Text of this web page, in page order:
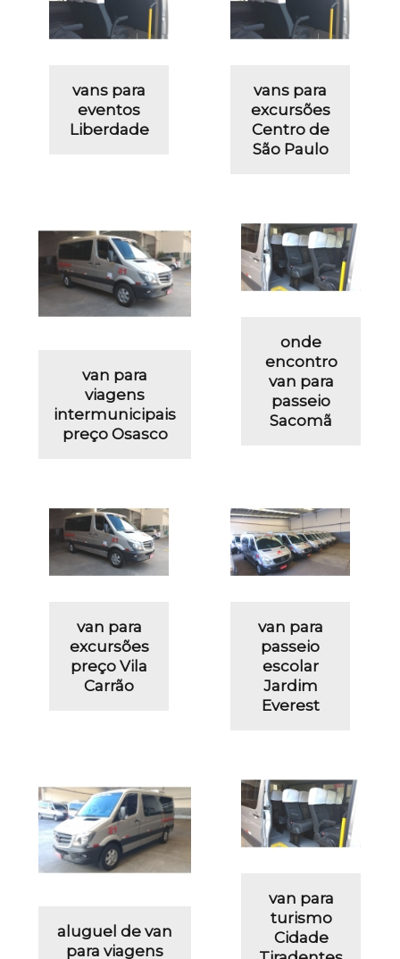
vans para
eventos
Liberdade
vans para
excursões
Centro de
São Paulo
van para
viagens
intermunicipais
preço Osasco
onde
encontro
van para
passeio
Sacomã
van para
excursões
preço Vila
Carrão
van para
passeio
escolar
Jardim
Everest
aluguel de van
para viagens
van para
turismo
Cidade